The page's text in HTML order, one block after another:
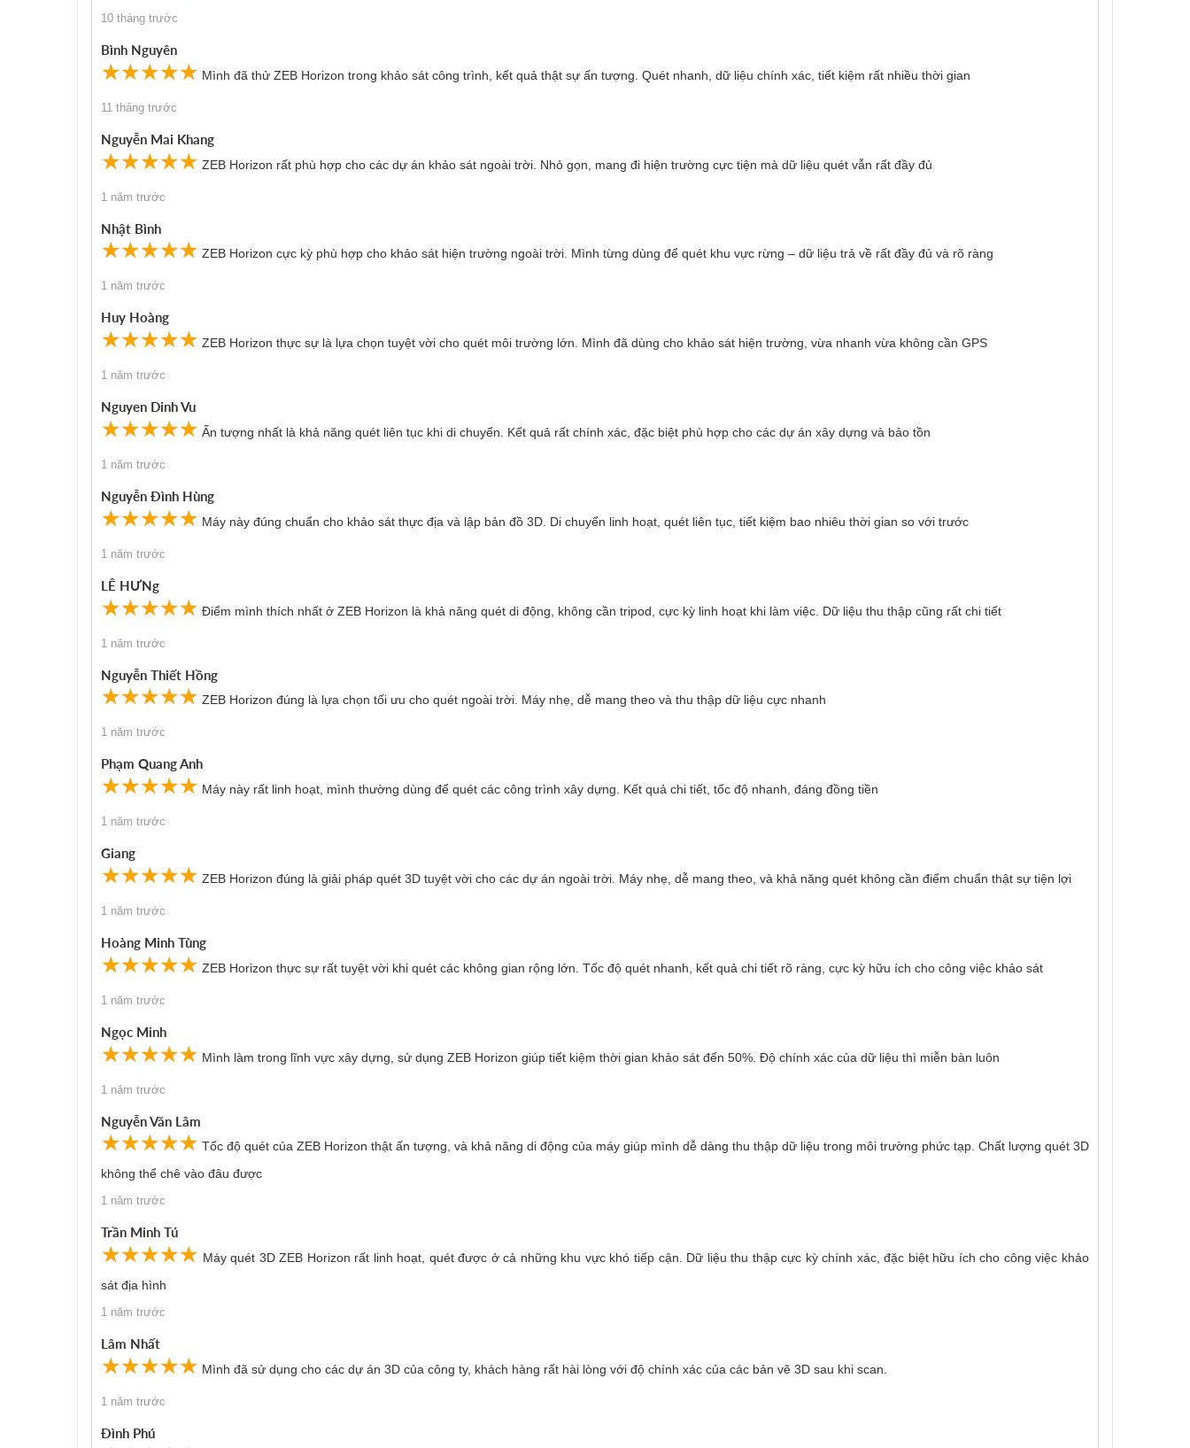
về địa chất và ra quyết định chính xác, giảm thiểu rủi ro khi thực hiện dự án.
Ưu điểm vượt trội của máy
Máy quét 3D di động ZEB Horizon là thiết bị quét 3D chuyên nghiệp với có nhiều ưu điểm vượt trội:
- Quét 3D tốc độ nhanh chóng, độ chính xác cao: ZEB Horizon có thể quét một khu vực lớn trong thời gian ngắn và tạo ra một mô hình 3D chính xác.
- Dễ sử dụng: ZEB Horizon có giao diện thân thiện với người dùng, vận hành dễ dàng, không cần kỹ năng chuyên môn cao.
- Ứng dụng đa dạng: ZEB Horizon có thể được sử dụng trong nhiều lĩnh vực: xây dựng, khai thác mỏ, địa chất, quản lý tài sản và môi trường, giáo dục và nghiên cứu, giúp
tăng năng suất và giảm chi phí cho doanh nghiệp.
10 tháng trước
Bình Nguyên
☆☆☆☆☆
★★★★★ Mình đã thử ZEB Horizon trong khảo sát công trình, kết quả thật sự ấn tượng. Quét nhanh, dữ liệu chính xác, tiết kiệm rất nhiều thời gian
11 tháng trước
Nguyễn Mai Khang
☆☆☆☆☆
★★★★★ ZEB Horizon rất phù hợp cho các dự án khảo sát ngoài trời. Nhỏ gọn, mang đi hiện trường cực tiện mà dữ liệu quét vẫn rất đầy đủ
1 năm trước
Nhật Bình
☆☆☆☆☆
★★★★★ ZEB Horizon cực kỳ phù hợp cho khảo sát hiện trường ngoài trời. Mình từng dùng để quét khu vực rừng – dữ liệu trả về rất đầy đủ và rõ ràng
1 năm trước
Huy Hoàng
☆☆☆☆☆
★★★★★ ZEB Horizon thực sự là lựa chọn tuyệt vời cho quét môi trường lớn. Mình đã dùng cho khảo sát hiện trường, vừa nhanh vừa không cần GPS
1 năm trước
Nguyen Dinh Vu
☆☆☆☆☆
★★★★★ Ấn tượng nhất là khả năng quét liên tục khi di chuyển. Kết quả rất chính xác, đặc biệt phù hợp cho các dự án xây dựng và bảo tồn
1 năm trước
Nguyễn Đình Hùng
☆☆☆☆☆
★★★★★ Máy này đúng chuẩn cho khảo sát thực địa và lập bản đồ 3D. Di chuyển linh hoạt, quét liên tục, tiết kiệm bao nhiêu thời gian so với trước
1 năm trước
LÊ HƯNg
☆☆☆☆☆
★★★★★ Điểm mình thích nhất ở ZEB Horizon là khả năng quét di động, không cần tripod, cực kỳ linh hoạt khi làm việc. Dữ liệu thu thập cũng rất chi tiết
1 năm trước
Nguyễn Thiết Hồng
☆☆☆☆☆
★★★★★ ZEB Horizon đúng là lựa chọn tối ưu cho quét ngoài trời. Máy nhẹ, dễ mang theo và thu thập dữ liệu cực nhanh
1 năm trước
Phạm Quang Anh
☆☆☆☆☆
★★★★★ Máy này rất linh hoạt, mình thường dùng để quét các công trình xây dựng. Kết quả chi tiết, tốc độ nhanh, đáng đồng tiền
1 năm trước
Giang
☆☆☆☆☆
★★★★★ ZEB Horizon đúng là giải pháp quét 3D tuyệt vời cho các dự án ngoài trời. Máy nhẹ, dễ mang theo, và khả năng quét không cần điểm chuẩn thật sự tiện lợi
1 năm trước
Hoàng Minh Tùng
☆☆☆☆☆
★★★★★ ZEB Horizon thực sự rất tuyệt vời khi quét các không gian rộng lớn. Tốc độ quét nhanh, kết quả chi tiết rõ ràng, cực kỳ hữu ích cho công việc khảo sát
1 năm trước
Ngọc Minh
☆☆☆☆☆
★★★★★ Mình làm trong lĩnh vực xây dựng, sử dụng ZEB Horizon giúp tiết kiệm thời gian khảo sát đến 50%. Độ chính xác của dữ liệu thì miễn bàn luôn
1 năm trước
Nguyễn Văn Lâm
☆☆☆☆☆
★★★★★ Tốc độ quét của ZEB Horizon thật ấn tượng, và khả năng di động của máy giúp mình dễ dàng thu thập dữ liệu trong môi trường phức tạp. Chất lượng quét 3D
không thể chê vào đâu được
1 năm trước
Trần Minh Tú
☆☆☆☆☆
★★★★★ Máy quét 3D ZEB Horizon rất linh hoạt, quét được ở cả những khu vực khó tiếp cận. Dữ liệu thu thập cực kỳ chính xác, đặc biệt hữu ích cho công việc khảo
sát địa hình
1 năm trước
Lâm Nhất
☆☆☆☆☆
★★★★★ Mình đã sử dụng cho các dự án 3D của công ty, khách hàng rất hài lòng với độ chính xác của các bản vẽ 3D sau khi scan.
1 năm trước
Đình Phú